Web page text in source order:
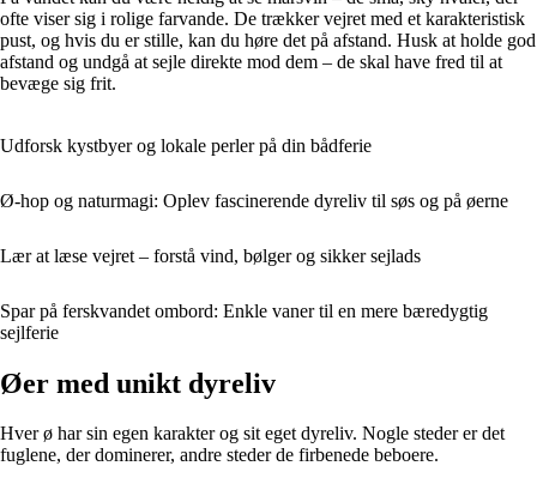
ofte viser sig i rolige farvande. De trækker vejret med et karakteristisk
pust, og hvis du er stille, kan du høre det på afstand. Husk at holde god
afstand og undgå at sejle direkte mod dem – de skal have fred til at
bevæge sig frit.
Udforsk kystbyer og lokale perler på din bådferie
Ø-hop og naturmagi: Oplev fascinerende dyreliv til søs og på øerne
Lær at læse vejret – forstå vind, bølger og sikker sejlads
Spar på ferskvandet ombord: Enkle vaner til en mere bæredygtig
sejlferie
Øer med unikt dyreliv
Hver ø har sin egen karakter og sit eget dyreliv. Nogle steder er det
fuglene, der dominerer, andre steder de firbenede beboere.